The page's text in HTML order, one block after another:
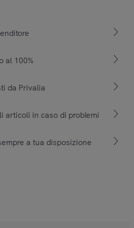
al 100%
da Privalia
articoli in caso di problemi
a tua disposizione